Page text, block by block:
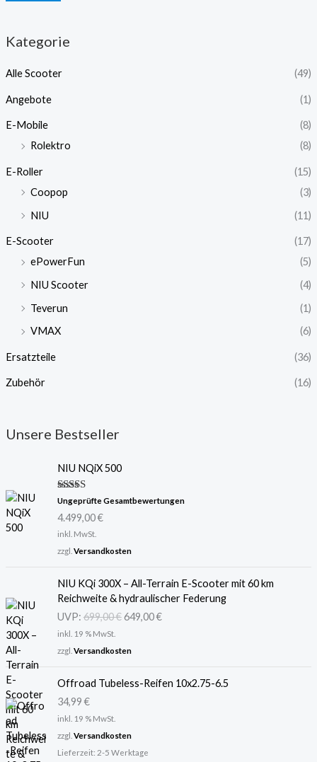
Kategorie
Alle Scooter (49)
Angebote (1)
E-Mobile
(8)
Rolektro
(8)
E-Roller
(15)
Coopop
(3)
NIU
(11)
E-Scooter
(17)
ePowerFun
(5)
NIU Scooter
(4)
Teverun
(1)
VMAX
(6)
Ersatzteile (36)
Zubehör (16)
Unsere Bestseller
NIU NQiX 500
Bewertet
von 5
Ungeprüfte Gesamtbewertungen
4.499,00€
inkl. MwSt.
zzgl. Versandkosten
NIU KQi 300X – All-Terrain E-Scooter mit 60 km
Reichweite & hydraulischer Federung
UVP: 699,00€
s
p
ü
g
h
e
649,00€
k
u
e
inkl. 19 % MwSt.
zzgl. Versandkosten
Offroad Tubeless-Reifen 10x2.75-6.5
34,99€
inkl. 19 % MwSt.
zzgl. Versandkosten
Lieferzeit: 2-5 Werktage